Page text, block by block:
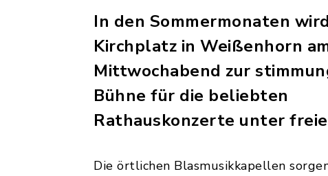
In den Sommermonaten
Kirchplatz in Weißenhorn
Mittwochabend zur
Bühne für die beliebten
Rathauskonzerte unter
Die örtlichen Blasmusikkapellen